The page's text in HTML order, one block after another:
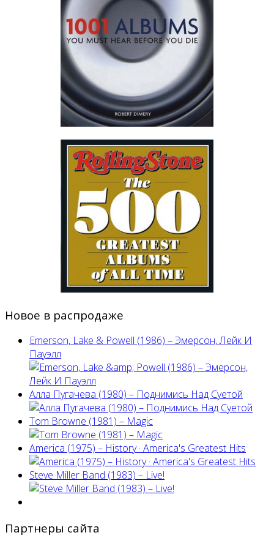
Новое в распродаже
Emerson, Lake & Powell (1986) ‎– Эмерсон, Лейк И
Пауэлл
Алла Пугачева (1980) – Поднимись Над Суетой
Tom Browne (1981) – Magic
America (1975) ‎– History · America's Greatest Hits
Steve Miller Band ‎(1983) – Live!
Партнеры сайта